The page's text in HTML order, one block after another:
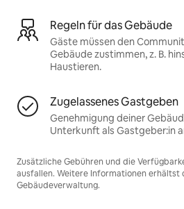
Regeln für das Gebäude
Gäste müssen den
Gebäude zustimmen, z. B.
Haustieren.
Zugelassenes Gastgeben
Genehmigung deiner
Unterkunft als Gastgeber:in
Zusätzliche Gebühren und die
ausfallen. Weitere Informationen erhältst
Gebäudeverwaltung.